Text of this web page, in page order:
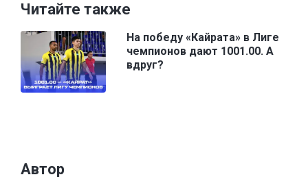
Читайте также
На победу «Кайрата» в Лиге
чемпионов дают 1001.00. А
вдруг?
Автор